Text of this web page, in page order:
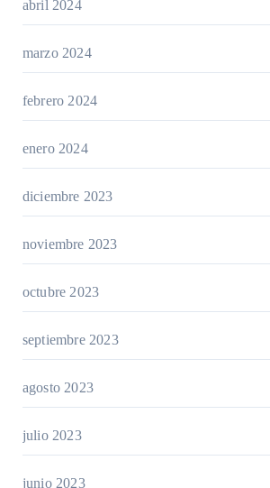
abril 2024
marzo 2024
febrero 2024
enero 2024
diciembre 2023
noviembre 2023
octubre 2023
septiembre 2023
agosto 2023
julio 2023
junio 2023